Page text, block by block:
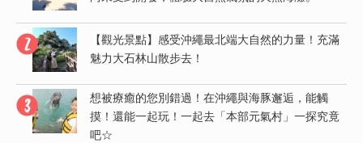
【觀光景點】感受沖繩最北端大自然的力量！充滿
魅力大石林山散步去！
想被療癒的您別錯過！在沖繩與海豚邂逅，能觸
摸！還能一起玩！一起去「本部元氣村」一探究竟
吧☆